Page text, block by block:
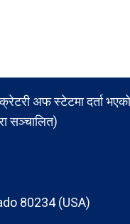
अफ स्टेटमा दर्ता भएको
सञ्चालित)
80234 (USA)